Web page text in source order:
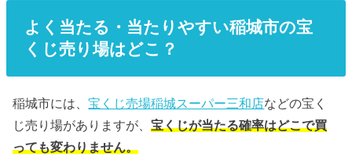
よく当たる・当たりやすい稲城市の宝
くじ売り場はどこ？
稲城市には、宝くじ売場稲城スーパー三和店などの宝く
じ売り場がありますが、宝くじが当たる確率はどこで買
っても変わりません。